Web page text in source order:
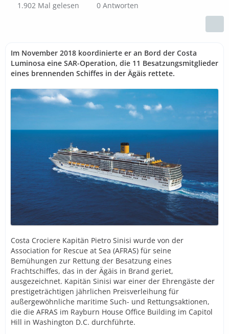
1.902 Mal gelesen
0 Antworten
Im November 2018 koordinierte er an Bord der Costa
Luminosa eine SAR-Operation, die 11 Besatzungsmitglieder
eines brennenden Schiffes in der Ägäis rettete.
Costa Crociere Kapitän Pietro Sinisi wurde von der
Association for Rescue at Sea (AFRAS) für seine
Bemühungen zur Rettung der Besatzung eines
Frachtschiffes, das in der Ägäis in Brand geriet,
ausgezeichnet. Kapitän Sinisi war einer der Ehrengäste der
prestigeträchtigen jährlichen Preisverleihung für
außergewöhnliche maritime Such- und Rettungsaktionen,
die die AFRAS im Rayburn House Office Building im Capitol
Hill in Washington D.C. durchführte.